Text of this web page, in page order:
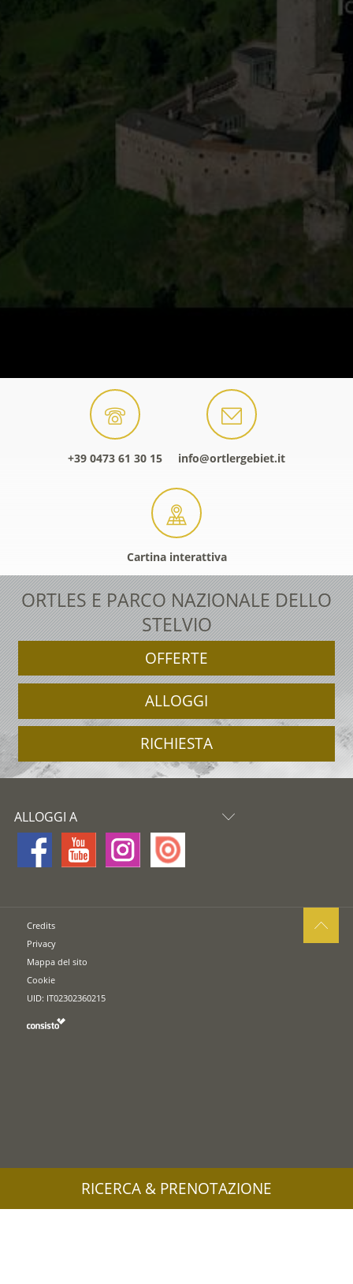
+39 0473 61 30 15 info@ortlergebiet.it
Cartina interattiva
ORTLES E PARCO NAZIONALE DELLO
STELVIO
OFFERTE
ALLOGGI
RICHIESTA
ALLOGGI A
Credits
Privacy
Mappa del sito
Cookie
UID: IT02302360215
RICERCA & PRENOTAZIONE